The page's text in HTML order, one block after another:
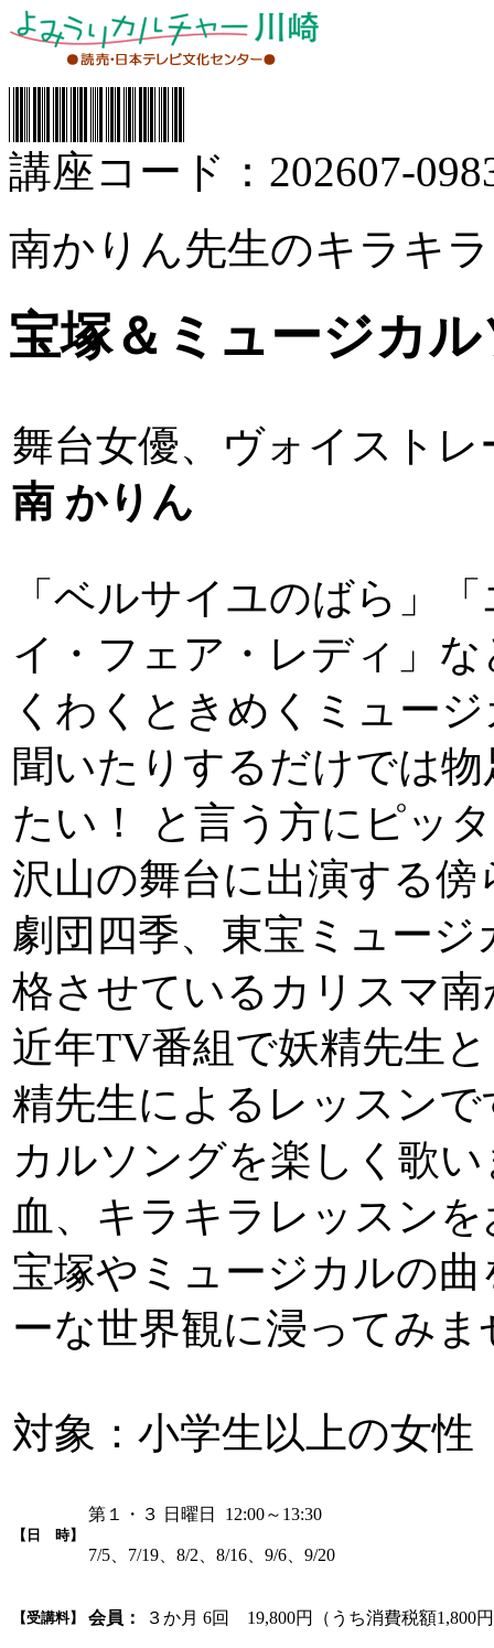
講座コード：202607-
南かりん先生のキラキ
宝塚＆ミュージカ
舞台女優、ヴォイストレ
南 かりん
「ベルサイユのばら」
イ・フェア・レディ」
くわくときめくミュー
聞いたりするだけでは
たい！ と言う方にピッ
沢山の舞台に出演する傍
劇団四季、東宝ミュー
格させているカリスマ
近年TV番組で妖精先生
精先生によるレッスン
カルソングを楽しく歌
血、キラキラレッスン
宝塚やミュージカルの
ーな世界観に浸ってみま
対象：小学生以上の女性
【日 時】
第１・３ 日曜日 12:00～13:30
7/5、7/19、8/2、8/16、9/6、9/20
【受講料】 会員： ３か月 6回 19,800円（うち消費税額1,800